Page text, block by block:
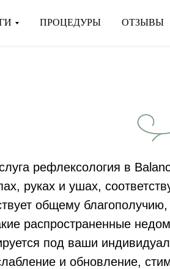
ПРОЦЕДУРЫ ОТЗЫВЫ
рефлексология в
руках и ушах,
общему
распространенные
под ваши
и обновление,